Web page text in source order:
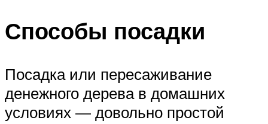
Способы посадки
Посадка или пересаживание
денежного дерева в домашних
условиях — довольно простой